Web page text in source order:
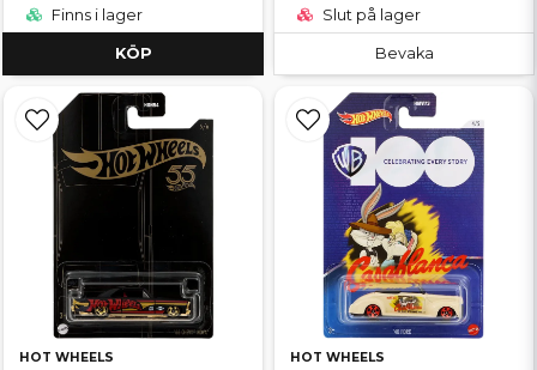
Finns i lager
KÖP
Slut på lager
Bevaka
HOT WHEELS HOT WHEELS